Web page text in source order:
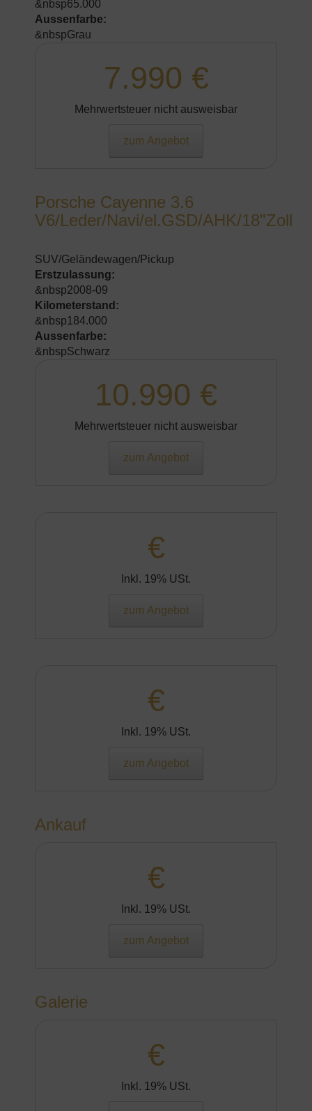
&nbsp65.000
Aussenfarbe:
&nbspGrau
7.990 €
Mehrwertsteuer nicht ausweisbar
zum Angebot
Porsche Cayenne 3.6
V6/Leder/Navi/el.GSD/AHK/18"Zoll
SUV/Geländewagen/Pickup
Erstzulassung:
&nbsp2008-09
Kilometerstand:
&nbsp184.000
Aussenfarbe:
&nbspSchwarz
10.990 €
Mehrwertsteuer nicht ausweisbar
zum Angebot
€
Inkl. 19% USt.
zum Angebot
€
Inkl. 19% USt.
zum Angebot
Ankauf
€
Inkl. 19% USt.
zum Angebot
Galerie
€
Inkl. 19% USt.